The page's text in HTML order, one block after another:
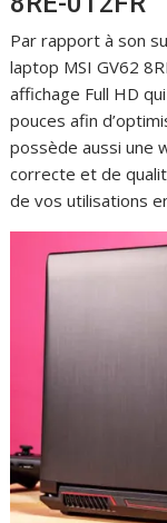
Par rapport à son
laptop MSI GV62
affichage Full HD
pouces afin
possède aussi une
correcte et de
de vos utilisations